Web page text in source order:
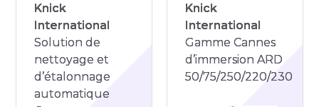
Knick
International
Solution de
nettoyage et
d’étalonnage
automatique
Knick
International
Gamme Cannes
d’immersion ARD
50/75/250/220/230